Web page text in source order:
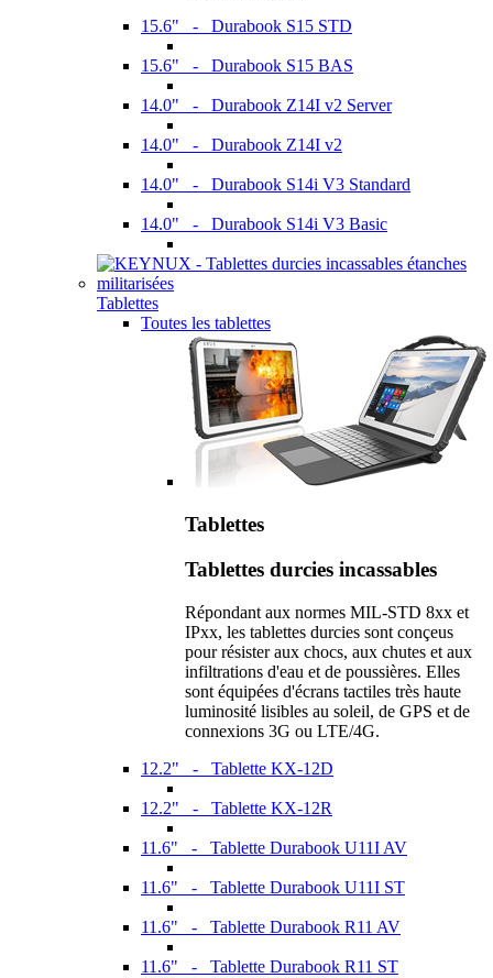
15.6" - Durabook S15 STD
15.6" - Durabook S15 BAS
14.0" - Durabook Z14I v2 Server
14.0" - Durabook Z14I v2
14.0" - Durabook S14i V3 Standard
14.0" - Durabook S14i V3 Basic
Tablettes
Toutes les tablettes
Tablettes
Tablettes durcies incassables
Répondant aux normes MIL-STD 8xx et
IPxx, les tablettes durcies sont conçeus
pour résister aux chocs, aux chutes et aux
infiltrations d'eau et de poussières. Elles
sont équipées d'écrans tactiles très haute
luminosité lisibles au soleil, de GPS et de
connexions 3G ou LTE/4G.
12.2" - Tablette KX-12D
12.2" - Tablette KX-12R
11.6" - Tablette Durabook U11I AV
11.6" - Tablette Durabook U11I ST
11.6" - Tablette Durabook R11 AV
11.6" - Tablette Durabook R11 ST